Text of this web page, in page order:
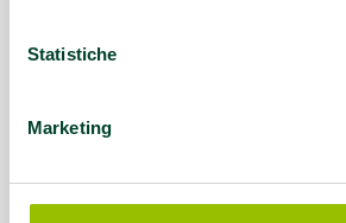
Statistiche
Marketing